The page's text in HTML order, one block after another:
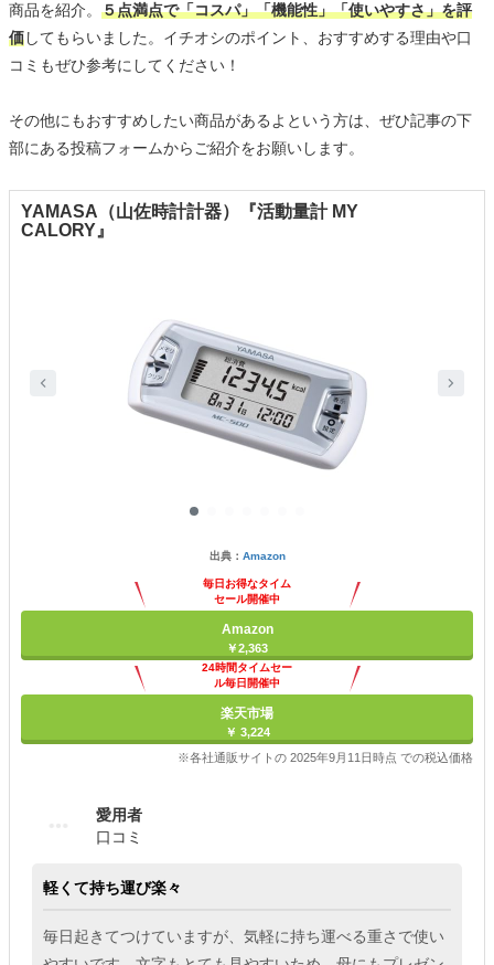
商品を紹介。 ５点満点で「コスパ」「機能性」「使いやすさ」を評
価してもらいました。イチオシのポイント、おすすめする理由や口
コミもぜひ参考にしてください！
その他にもおすすめしたい商品があるよという方は、ぜひ記事の下
部にある投稿フォームからご紹介をお願いします。
YAMASA（山佐時計計器）『活動量計 MY
CALORY』
出典： Amazon
毎日お得なタイム
セール開催中
Amazon
￥2,363
24時間タイムセー
ル毎日開催中
楽天市場
￥ 3,224
※各社通販サイトの 2025年9月11日時点 での税込価格
愛用者
口コミ
軽くて持ち運び楽々
毎日起きてつけていますが、気軽に持ち運べる重さで使い